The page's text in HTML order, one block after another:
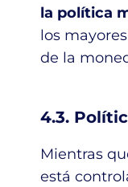
la política
los
de la
4.3.
Mientras
está